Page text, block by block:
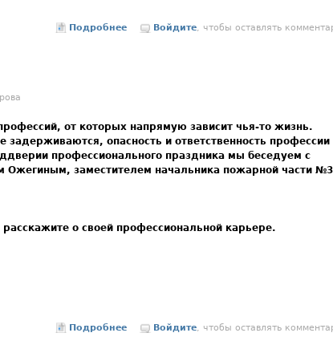
Подробнее о За красивой картинкой на сцене
Войдите, чтобы оставлять
от которых напрямую зависит чья-то жизнь.
опасность и ответственность профессии
профессионального праздника мы беседуем с
Ожегиным, заместителем начальника пожарной части
о своей профессиональной карьере.
Подробнее о Пожарные всегда на боевом посту
Войдите, чтобы оставлять